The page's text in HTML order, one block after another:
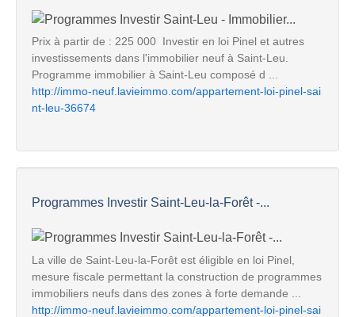
Prix à partir de : 225 000  Investir en loi Pinel et autres
investissements dans l'immobilier neuf à Saint-Leu.
Programme immobilier à Saint-Leu composé d ...
http://immo-neuf.lavieimmo.com/appartement-loi-pinel-sai
nt-leu-36674
Programmes Investir Saint-Leu-la-Forêt -...
La ville de Saint-Leu-la-Forêt est éligible en loi Pinel,
mesure fiscale permettant la construction de programmes
immobiliers neufs dans des zones à forte demande ...
http://immo-neuf.lavieimmo.com/appartement-loi-pinel-sai